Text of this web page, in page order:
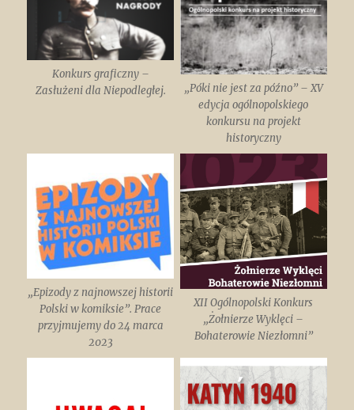
Konkurs graficzny –
Zasłużeni dla Niepodległej.
„Póki nie jest za późno” – XV
edycja ogólnopolskiego
konkursu na projekt
historyczny
„Epizody z najnowszej historii
Polski w komiksie”. Prace
przyjmujemy do 24 marca
2023
XII Ogólnopolski Konkurs
„Żołnierze Wyklęci –
Bohaterowie Niezłomni”